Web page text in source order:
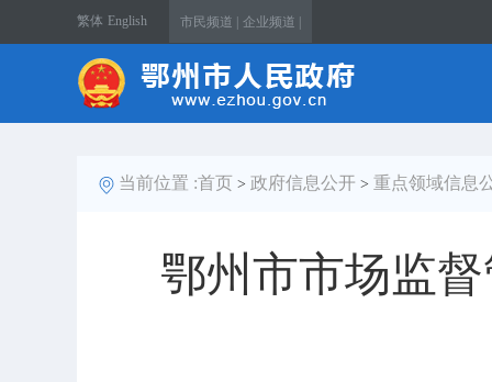
繁体 English 市民频道 | 企业频道 |
当前位置 :首页 > 政府信息公开 > 重点领域信息
鄂州市市场监